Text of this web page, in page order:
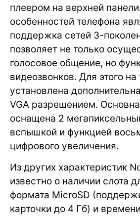
плеером на верхней
особенностей телефона
поддержка сетей 3-
позволяет не только
голосовое общение, но
видеозвонков. Для этого
установлена
VGA разрешением.
оснащена 2
вспышкой и функцией
цифрового увеличения.
Из других характеристик
известно о наличии слота
формата MicroSD
карточки до 4 Гб) и